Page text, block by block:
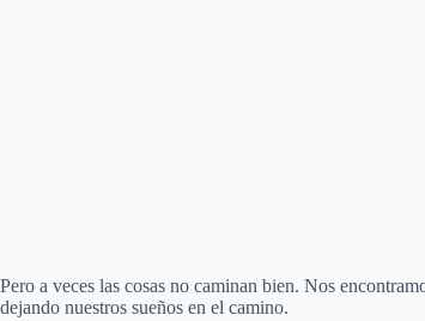
Pero a veces las cosas no caminan bien. Nos
dejando nuestros sueños en el camino.